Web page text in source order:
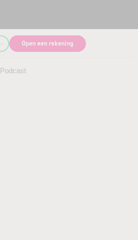
Podcast
Open een rekening